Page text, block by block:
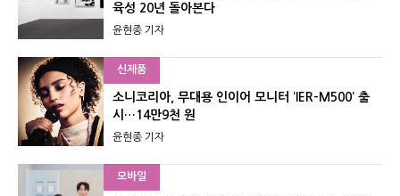
육성 20년 돌아본다
윤현종 기자
신제품
소니코리아, 무대용 인이어 모니터 ‘IER-M500’ 출
시…14만9천 원
윤현종 기자
모바일